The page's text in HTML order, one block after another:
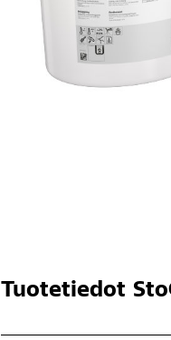
Tuotetiedot